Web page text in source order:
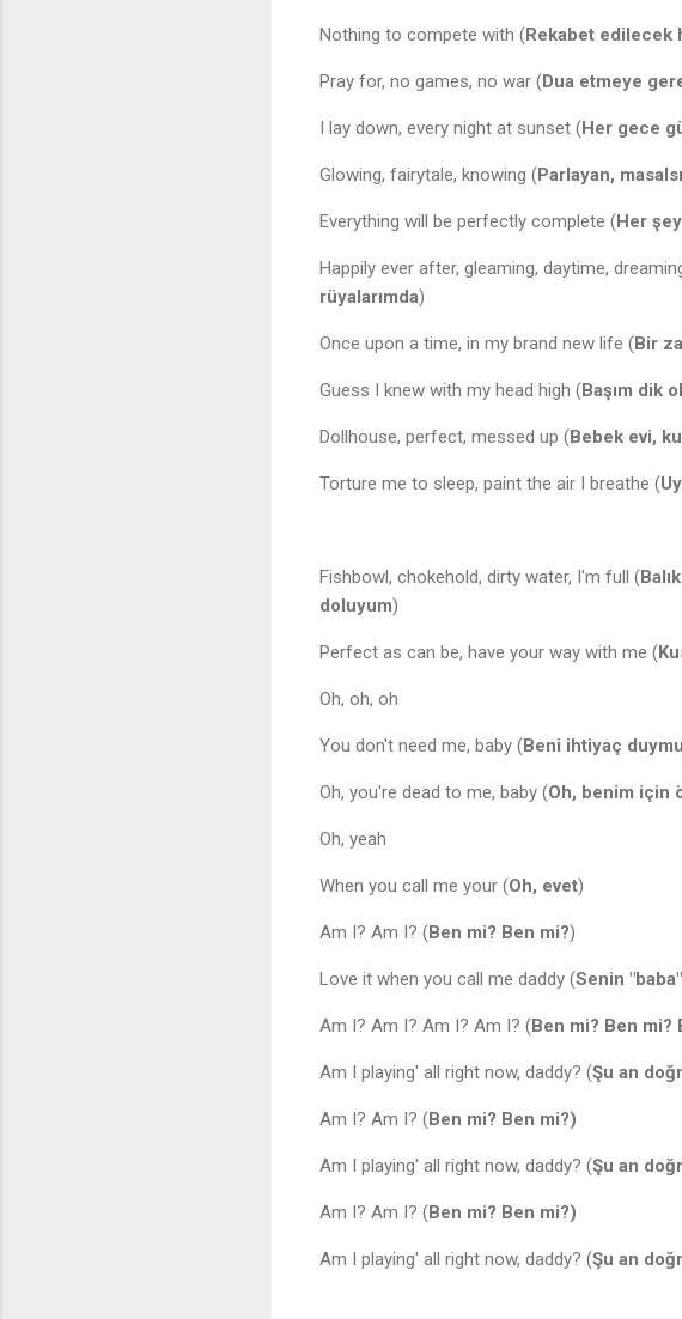
Nothing to compete with (Rekabet edilecek
Pray for, no games, no war (Dua etmeye
I lay down, every night at sunset (Her gece
Glowing, fairytale, knowing (Parlayan,
Everything will be perfectly complete (Her
Happily ever after, gleaming, daytime,
rüyalarımda)
Once upon a time, in my brand new life (Bir
Guess I knew with my head high (Başım dik
Dollhouse, perfect, messed up (Bebek evi,
Torture me to sleep, paint the air I breathe (
Fishbowl, chokehold, dirty water, I'm full (
doluyum)
Perfect as can be, have your way with me (
Oh, oh, oh
You don't need me, baby (Beni ihtiyaç
Oh, you're dead to me, baby (Oh, benim için
Oh, yeah
When you call me your (Oh, evet)
Am I? Am I? (Ben mi? Ben mi?)
Love it when you call me daddy (Senin
Am I? Am I? Am I? Am I? (Ben mi? Ben mi?
Am I playing' all right now, daddy? (Şu an
Am I? Am I? (Ben mi? Ben mi?)
Am I playing' all right now, daddy? (Şu an
Am I? Am I? (Ben mi? Ben mi?)
Am I playing' all right now, daddy? (Şu an